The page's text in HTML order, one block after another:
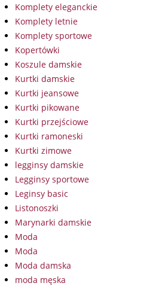
Komplety eleganckie
Komplety letnie
Komplety sportowe
Kopertówki
Koszule damskie
Kurtki damskie
Kurtki jeansowe
Kurtki pikowane
Kurtki przejściowe
Kurtki ramoneski
Kurtki zimowe
legginsy damskie
Legginsy sportowe
Leginsy basic
Listonoszki
Marynarki damskie
Moda
Moda
Moda damska
moda męska